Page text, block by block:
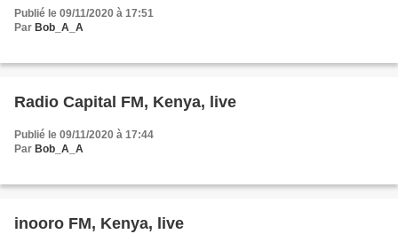
Publié le 09/11/2020 à 17:51
Par Bob_A_A
Radio Capital FM, Kenya, live
Publié le 09/11/2020 à 17:44
Par Bob_A_A
inooro FM, Kenya, live